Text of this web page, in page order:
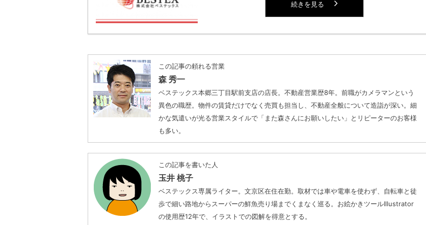
続きを見る
この記事の頼れる営業
森 秀一
ベステックス本郷三丁目駅前支店の店長。不動産営業歴8年。前職がカメラマンという
異色の職歴。物件の賃貸だけでなく売買も担当し、不動産全般について造詣が深い。細
かな気遣いが光る営業スタイルで「また森さんにお願いしたい」とリピーターのお客様
も多い。
この記事を書いた人
玉井 桃子
ベステックス専属ライター。文京区在住在勤。取材では車や電車を使わず、自転車と徒
歩で細い路地からスーパーの鮮魚売り場までくまなく巡る。お絵かきツールIllustrator
の使用歴12年で、イラストでの図解を得意とする。